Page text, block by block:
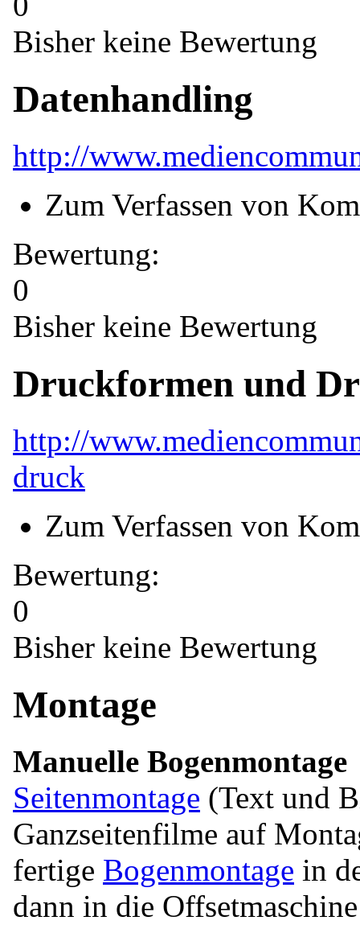
Bisher keine Bewertung
Datenhandling
http://
Zum Verfassen von
Bewertung:
0
Bisher keine Bewertung
Druckformen und
http://
druck
Zum Verfassen von
Bewertung:
0
Bisher keine Bewertung
Montage
Manuelle Bogenmontage
Seitenmontage (Text und
Ganzseitenfilme auf
fertige Bogenmontage in
dann in die Offsetmaschine